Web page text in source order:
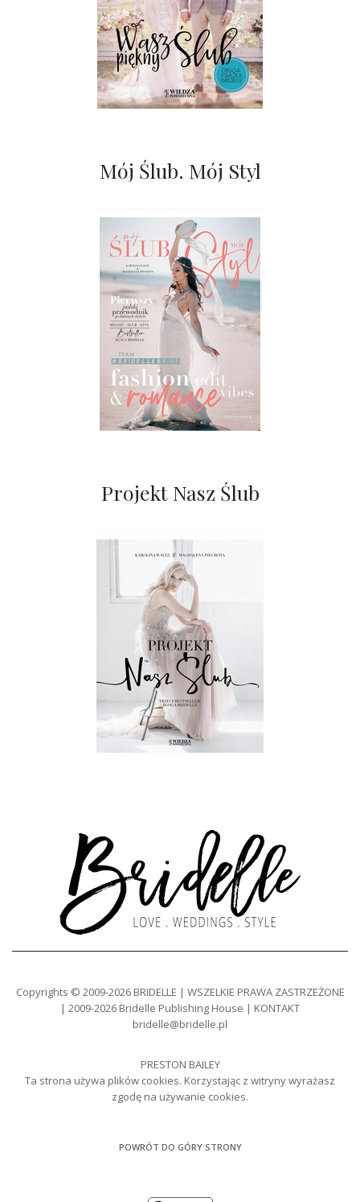
Mój Ślub. Mój Styl
Projekt Nasz Ślub
Copyrights © 2009-2026 BRIDELLE | WSZELKIE PRAWA ZASTRZEŻONE
| 2009-2026 Bridelle Publishing House | KONTAKT
bridelle@bridelle.pl
PRESTON BAILEY
Ta strona używa plików cookies. Korzystając z witryny wyrażasz
zgodę na używanie cookies.
POWRÓT DO GÓRY STRONY